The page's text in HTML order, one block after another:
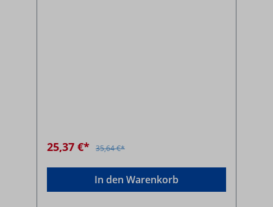
25,37 €* 35,64 €*
In den Warenkorb